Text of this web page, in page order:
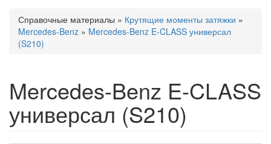
Вы здесь
Справочные материалы » Крутящие моменты затяжки »
Mercedes-Benz » Mercedes-Benz E-CLASS универсал
(S210)
Mercedes-Benz E-CLASS
универсал (S210)